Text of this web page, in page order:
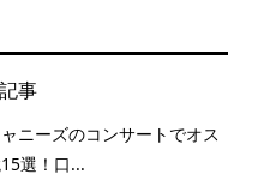
事
ャニーズのコンサートでオス
選！口...